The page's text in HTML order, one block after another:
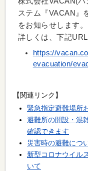
ステム『VACAN』
をお知らせします。
詳しくは、下記
https://
evacuation/
【関連リンク】
緊急指定避難場所
避難所の開設・混
確認できます
災害時の避難につ
新型コロナウイル
いて